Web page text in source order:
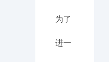
为了
进一